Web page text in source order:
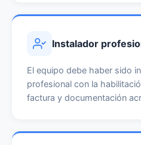
Instalador
El equipo debe haber sido
profesional con la
factura y documentación